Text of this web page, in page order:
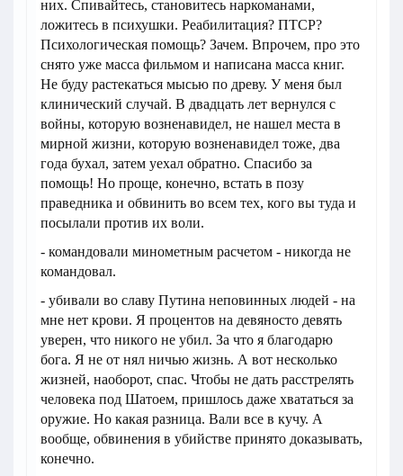
них. Спивайтесь, становитесь наркоманами,
ложитесь в психушки. Реабилитация? ПТСР?
Психологическая помощь? Зачем. Впрочем, про это
снято уже масса фильмом и написана масса книг.
Не буду растекаться мысью по древу. У меня был
клинический случай. В двадцать лет вернулся с
войны, которую возненавидел, не нашел места в
мирной жизни, которую возненавидел тоже, два
года бухал, затем уехал обратно. Спасибо за
помощь! Но проще, конечно, встать в позу
праведника и обвинить во всем тех, кого вы туда и
посылали против их воли.
- командовали минометным расчетом - никогда не
командовал.
- убивали во славу Путина неповинных людей - на
мне нет крови. Я процентов на девяносто девять
уверен, что никого не убил. За что я благодарю
бога. Я не от нял ничью жизнь. А вот несколько
жизней, наоборот, спас. Чтобы не дать расстрелять
человека под Шатоем, пришлось даже хвататься за
оружие. Но какая разница. Вали все в кучу. А
вообще, обвинения в убийстве принято доказывать,
конечно.